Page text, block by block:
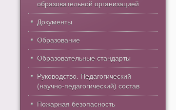
образовательной организацией
Документы
Образование
Образовательные стандарты
Руководство. Педагогический
(научно-педагогический) состав
Пожарная безопасность